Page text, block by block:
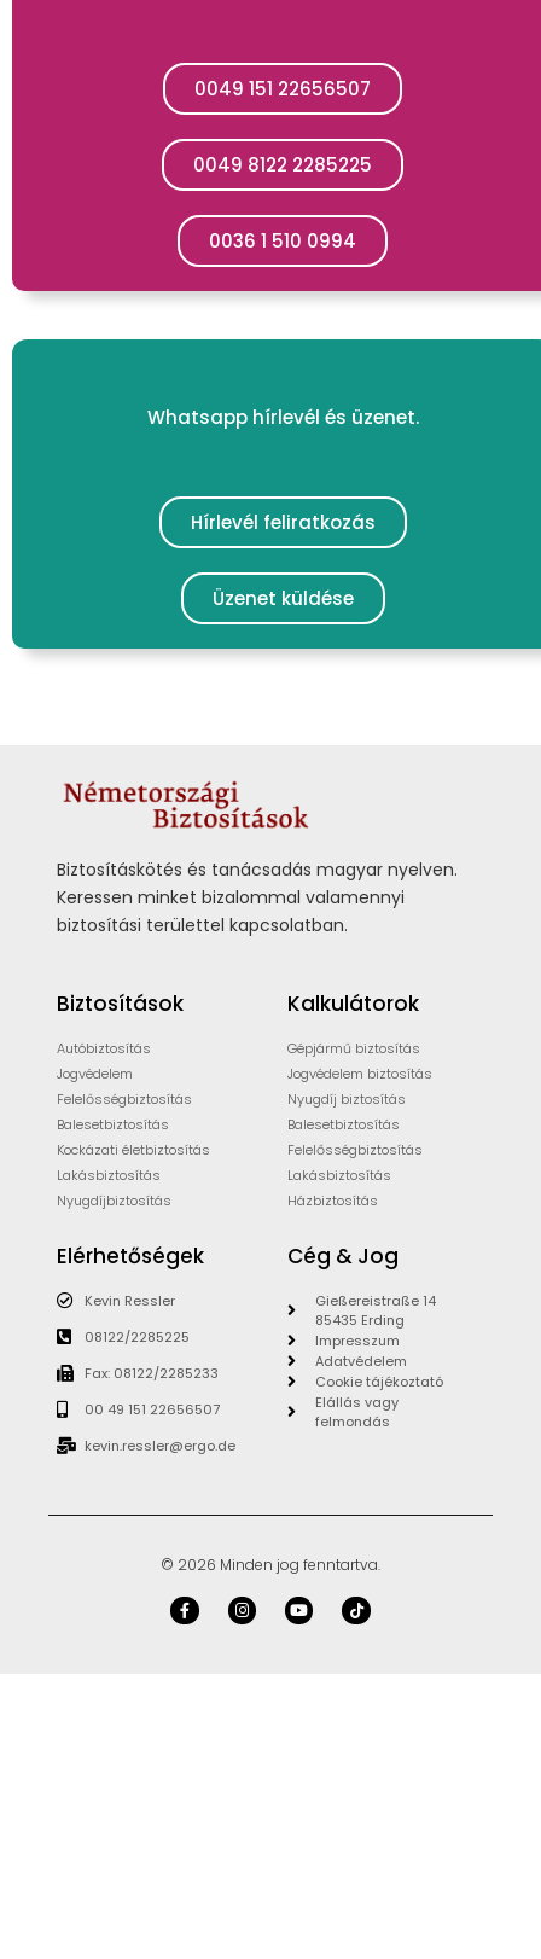
0049 151 22656507
0049 8122 2285225
0036 1 510 0994
Whatsapp hírlevél és üzenet.
Hírlevél feliratkozás
Üzenet küldése
Biztosításkötés és tanácsadás magyar nyelven.
Keressen minket bizalommal valamennyi
biztosítási területtel kapcsolatban.
Biztosítások
Autóbiztosítás
Jogvédelem
Felelősségbiztosítás
Balesetbiztosítás
Kockázati életbiztosítás
Lakásbiztosítás
Nyugdíjbiztosítás
Kalkulátorok
Gépjármű biztosítás
Jogvédelem biztosítás
Nyugdíj biztosítás
Balesetbiztosítás
Felelősségbiztosítás
Lakásbiztosítás
Házbiztosítás
Elérhetőségek
Kevin Ressler
08122/2285225
Fax: 08122/2285233
00 49 151 22656507
kevin.ressler@ergo.de
Cég & Jog
Gießereistraße 14
85435 Erding
Impresszum
Adatvédelem
Cookie tájékoztató
Elállás vagy
felmondás
© 2026 Minden jog fenntartva.